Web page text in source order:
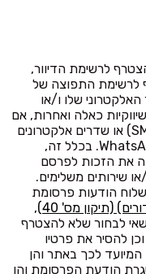
לרשימת הדיוור,
לרשימת התפוצה של
שלו ו/או
כאלה ואחרות, אם
כהודעות דוא"ל, מסרונים (SMS) או שדרים אלקטרונים
אחרים, כדוגמת פניות ב- WhatsApp. בכלל זה,
את הזכות לפרסם
שירותים משלימים.
הודעות פרסומת
חוק התקשורת (בזק ושידורים) (תיקון מס' 40),
לבחור שלא להצטרף
להסיר את פרטיו
לכך באתר והן
הודעת הפרסומת והן